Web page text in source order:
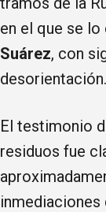
en el que se
Suárez, con
desorientación.
El testimonio
residuos fue
inmediaciones